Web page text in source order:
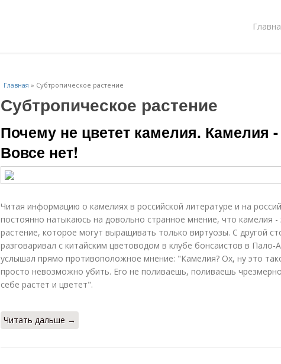
Главная » Субтропическое растение
Субтропическое растение
Почему не цветет камелия. Камелия -
Вовсе нет!
Читая информацию о камелиях в российской литературе и на
постоянно натыкаюсь на довольно странное мнение, что камелия -
растение, которое могут выращивать только виртуозы. С другой
разговаривал с китайским цветоводом в клубе бонсаистов в
услышал прямо противоположное мнение: "Камелия? Ох, ну это
просто невозможно убить. Его не поливаешь, поливаешь
себе растет и цветет".
Читать дальше →